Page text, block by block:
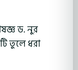
ড. নুর
তুলে ধরা